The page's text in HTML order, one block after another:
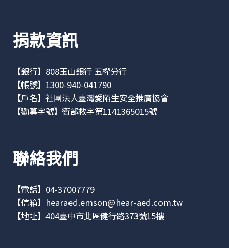
捐款資訊
【銀行】808玉山銀行 五權分行
【帳號】1300-940-041790
【戶名】社團法人臺灣愛陌生安全推廣協會
【勸募字號】衛部救字第1141365015號
聯絡我們
【電話】04-37007779
【信箱】 hearaed.emson@hear-aed.com.tw
【地址】 404臺中市北區健行路373號15樓